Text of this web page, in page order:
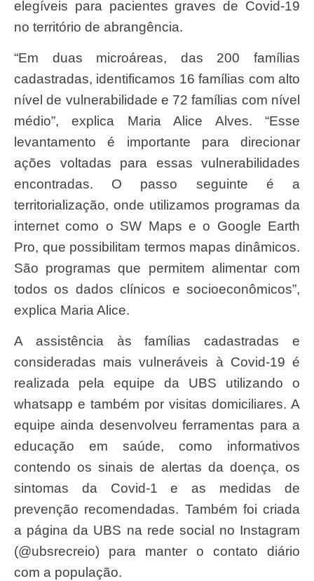
elegíveis para pacientes graves de Covid-19
no território de abrangência.
“Em duas microáreas, das 200 famílias
cadastradas, identificamos 16 famílias com alto
nível de vulnerabilidade e 72 famílias com nível
médio”, explica Maria Alice Alves. “Esse
levantamento é importante para direcionar
ações voltadas para essas vulnerabilidades
encontradas. O passo seguinte é a
territorialização, onde utilizamos programas da
internet como o SW Maps e o Google Earth
Pro, que possibilitam termos mapas dinâmicos.
São programas que permitem alimentar com
todos os dados clínicos e socioeconômicos”,
explica Maria Alice.
A assistência às famílias cadastradas e
consideradas mais vulneráveis à Covid-19 é
realizada pela equipe da UBS utilizando o
whatsapp e também por visitas domiciliares. A
equipe ainda desenvolveu ferramentas para a
educação em saúde, como informativos
contendo os sinais de alertas da doença, os
sintomas da Covid-1 e as medidas de
prevenção recomendadas. Também foi criada
a página da UBS na rede social no Instagram
(@ubsrecreio) para manter o contato diário
com a população.